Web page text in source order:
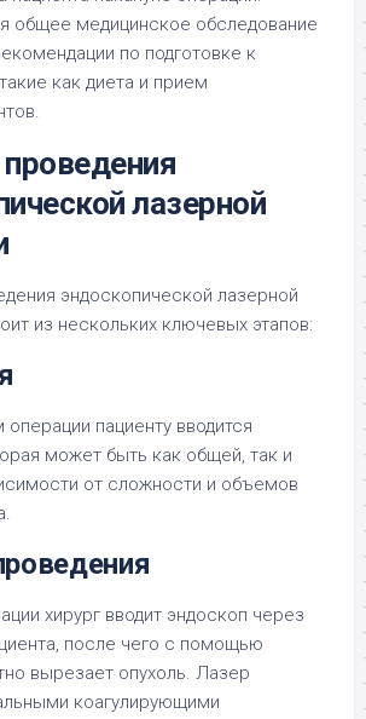
общее медицинское обследование
по подготовке к
как диета и прием
лазерной
эндоскопической лазерной
из нескольких ключевых этапов:
пациенту вводится
может быть как общей, так и
от сложности и объемов
хирург вводит эндоскоп через
после чего с помощью
вырезает опухоль. Лазер
коагулирующими